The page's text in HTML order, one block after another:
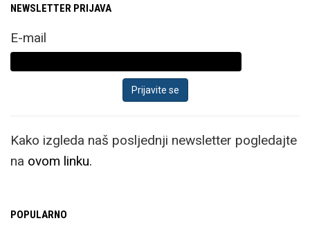
NEWSLETTER PRIJAVA
E-mail
Kako izgleda naš posljednji newsletter pogledajte
na ovom linku.
POPULARNO